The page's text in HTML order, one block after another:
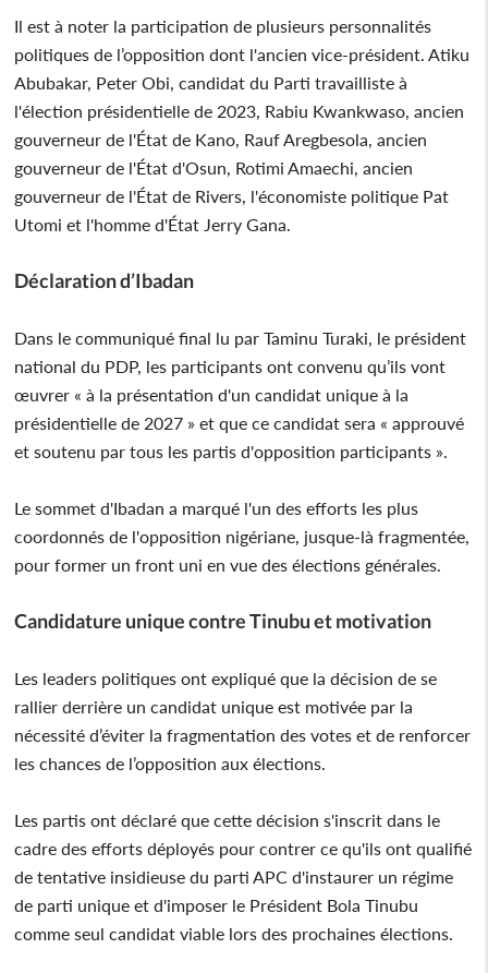
Il est à noter la participation de plusieurs personnalités
politiques de l’opposition dont l'ancien vice-président. Atiku
Abubakar, Peter Obi, candidat du Parti travailliste à
l'élection présidentielle de 2023, Rabiu Kwankwaso, ancien
gouverneur de l'État de Kano, Rauf Aregbesola, ancien
gouverneur de l'État d'Osun, Rotimi Amaechi, ancien
gouverneur de l'État de Rivers, l'économiste politique Pat
Utomi et l'homme d'État Jerry Gana.
Déclaration d’Ibadan
Dans le communiqué final lu par Taminu Turaki, le président
national du PDP, les participants ont convenu qu’ils vont
œuvrer « à la présentation d'un candidat unique à la
présidentielle de 2027 » et que ce candidat sera « approuvé
et soutenu par tous les partis d'opposition participants ».
Le sommet d'Ibadan a marqué l'un des efforts les plus
coordonnés de l'opposition nigériane, jusque-là fragmentée,
pour former un front uni en vue des élections générales.
Candidature unique contre Tinubu et motivation
Les leaders politiques ont expliqué que la décision de se
rallier derrière un candidat unique est motivée par la
nécessité d’éviter la fragmentation des votes et de renforcer
les chances de l’opposition aux élections.
Les partis ont déclaré que cette décision s'inscrit dans le
cadre des efforts déployés pour contrer ce qu'ils ont qualifié
de tentative insidieuse du parti APC d'instaurer un régime
de parti unique et d'imposer le Président Bola Tinubu
comme seul candidat viable lors des prochaines élections.